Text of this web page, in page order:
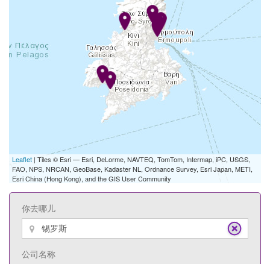
Leaflet | Tiles © Esri — Esri, DeLorme, NAVTEQ, TomTom, Intermap, iPC, USGS,
FAO, NPS, NRCAN, GeoBase, Kadaster NL, Ordnance Survey, Esri Japan, METI,
Esri China (Hong Kong), and the GIS User Community
你去哪儿
公司名称